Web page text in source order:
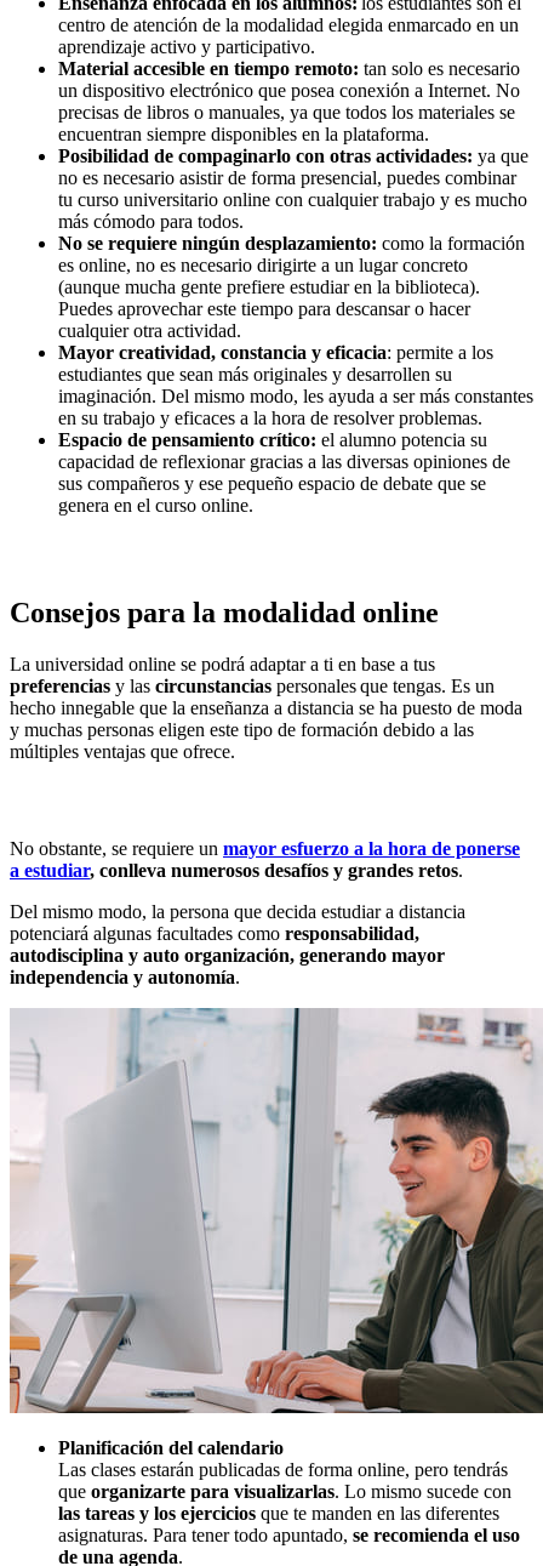
centro de atención de la modalidad elegida enmarcado en un
aprendizaje activo y participativo.
Material accesible en tiempo remoto: tan solo es necesario
un dispositivo electrónico que posea conexión a Internet. No
precisas de libros o manuales, ya que todos los materiales se
encuentran siempre disponibles en la plataforma.
Posibilidad de compaginarlo con otras actividades: ya que
no es necesario asistir de forma presencial, puedes combinar
tu curso universitario online con cualquier trabajo y es mucho
más cómodo para todos.
No se requiere ningún desplazamiento: como la formación
es online, no es necesario dirigirte a un lugar concreto
(aunque mucha gente prefiere estudiar en la biblioteca).
Puedes aprovechar este tiempo para descansar o hacer
cualquier otra actividad.
Mayor creatividad, constancia y eficacia: permite a los
estudiantes que sean más originales y desarrollen su
imaginación. Del mismo modo, les ayuda a ser más constantes
en su trabajo y eficaces a la hora de resolver problemas.
Espacio de pensamiento crítico: el alumno potencia su
capacidad de reflexionar gracias a las diversas opiniones de
sus compañeros y ese pequeño espacio de debate que se
genera en el curso online.
Consejos para la modalidad online
La universidad online se podrá adaptar a ti en base a tus
preferencias y las circunstancias personales que tengas. Es un
hecho innegable que la enseñanza a distancia se ha puesto de moda
y muchas personas eligen este tipo de formación debido a las
múltiples ventajas que ofrece.
No obstante, se requiere un mayor esfuerzo a la hora de ponerse
a estudiar, conlleva numerosos desafíos y grandes retos.
Del mismo modo, la persona que decida estudiar a distancia
potenciará algunas facultades como responsabilidad,
autodisciplina y auto organización, generando mayor
independencia y autonomía.
Planificación del calendario
Las clases estarán publicadas de forma online, pero tendrás
que organizarte para visualizarlas. Lo mismo sucede con
las tareas y los ejercicios que te manden en las diferentes
asignaturas. Para tener todo apuntado, se recomienda el uso
de una agenda.